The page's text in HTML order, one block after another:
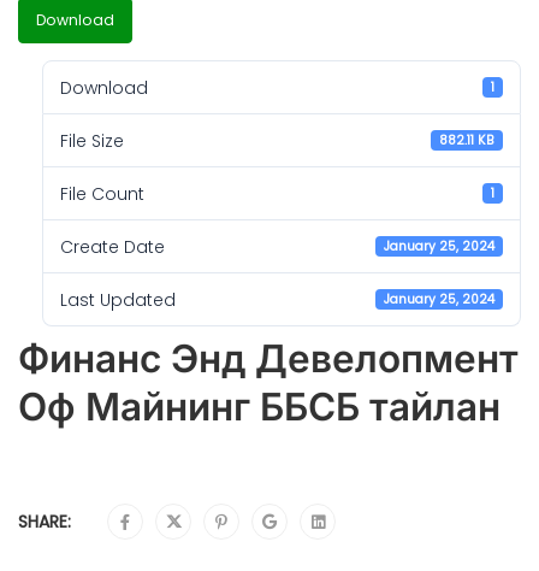
Download
Download 1
File Size 882.11 KB
File Count 1
Create Date January 25, 2024
Last Updated January 25, 2024
Финанс Энд Девелопмент
Оф Майнинг ББСБ тайлан
SHARE: